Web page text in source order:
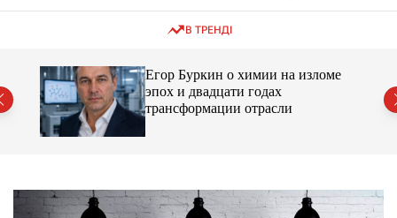
д
і
с
к
р
о
В ТРЕНДІ
Егор Буркин о химии на изломе
эпох и двадцати годах
трансформации отрасли